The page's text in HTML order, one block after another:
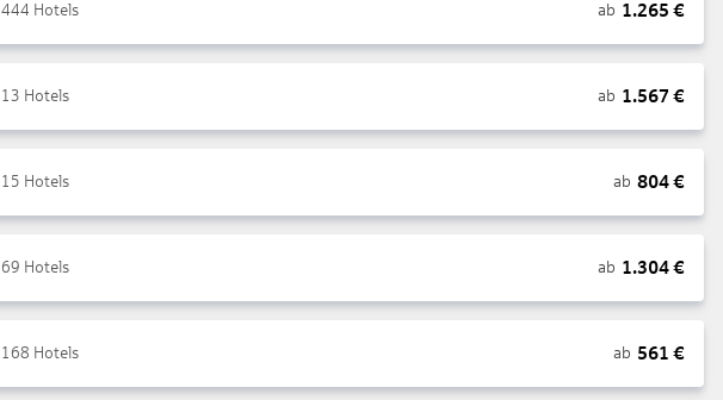
444 Hotels ab 1.265 €
13 Hotels ab 1.567 €
15 Hotels ab 804€
69 Hotels ab 1.304€
168 Hotels ab 561 €